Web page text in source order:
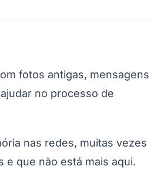
Palmeiras
fotos antigas, mensagens
no processo de
nas redes, muitas vezes
e que não está mais aqui.